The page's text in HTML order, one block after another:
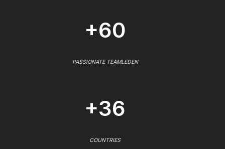
+60
PASSIONATE TEAMLEDEN
+36
COUNTRIES